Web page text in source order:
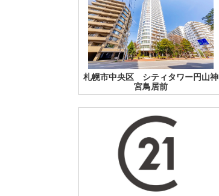
札幌市中央区 シティタワー円山神
宮鳥居前